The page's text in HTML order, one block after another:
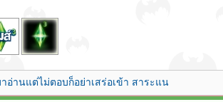
อ่านแต่ไม่ตอบก็อย่าเสร่อเข้า สาระแน